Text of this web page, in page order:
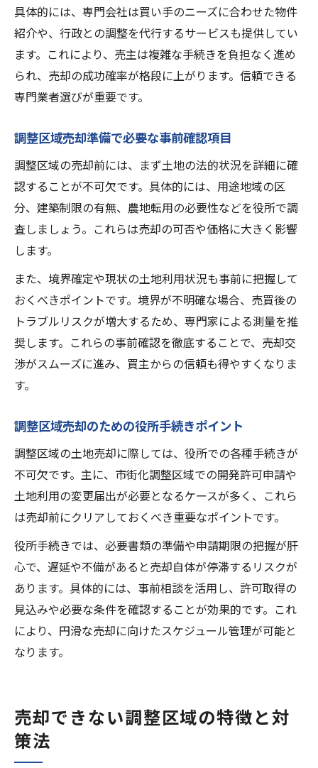
具体的には、専門会社は買い手のニーズに合わせた物件
紹介や、行政との調整を代行するサービスも提供してい
ます。これにより、売主は複雑な手続きを負担なく進め
られ、売却の成功確率が格段に上がります。信頼できる
専門業者選びが重要です。
調整区域売却準備で必要な事前確認項目
調整区域の売却前には、まず土地の法的状況を詳細に確
認することが不可欠です。具体的には、用途地域の区
分、建築制限の有無、農地転用の必要性などを役所で調
査しましょう。これらは売却の可否や価格に大きく影響
します。
また、境界確定や現状の土地利用状況も事前に把握して
おくべきポイントです。境界が不明確な場合、売買後の
トラブルリスクが増大するため、専門家による測量を推
奨します。これらの事前確認を徹底することで、売却交
渉がスムーズに進み、買主からの信頼も得やすくなりま
す。
調整区域売却のための役所手続きポイント
調整区域の土地売却に際しては、役所での各種手続きが
不可欠です。主に、市街化調整区域での開発許可申請や
土地利用の変更届出が必要となるケースが多く、これら
は売却前にクリアしておくべき重要なポイントです。
役所手続きでは、必要書類の準備や申請期限の把握が肝
心で、遅延や不備があると売却自体が停滞するリスクが
あります。具体的には、事前相談を活用し、許可取得の
見込みや必要な条件を確認することが効果的です。これ
により、円滑な売却に向けたスケジュール管理が可能と
なります。
売却できない調整区域の特徴と対
策法